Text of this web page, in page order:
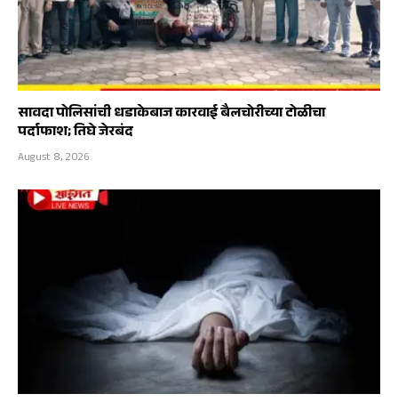
सावदा पोलिसांची धडाकेबाज कारवाई बैलचोरीच्या टोळीचा
पर्दाफाश; तिघे जेरबंद
August 8, 2026